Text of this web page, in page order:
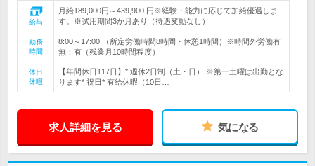
給与
月給189,000円～439,900 円※経験・能力に応じて加給優遇しま
す。※試用期間3か月あり（待遇変動なし）
勤務
時間
8:00～17:00 （所定労働時間8時間・休憩1時間）※時間外労働有
無：有（残業月10時間程度）
休日
休暇
【年間休日117日】* 週休2日制（土・日） ※第一土曜は出勤とな
ります* 祝日* 有給休暇（10日…
求人詳細を見る 気になる